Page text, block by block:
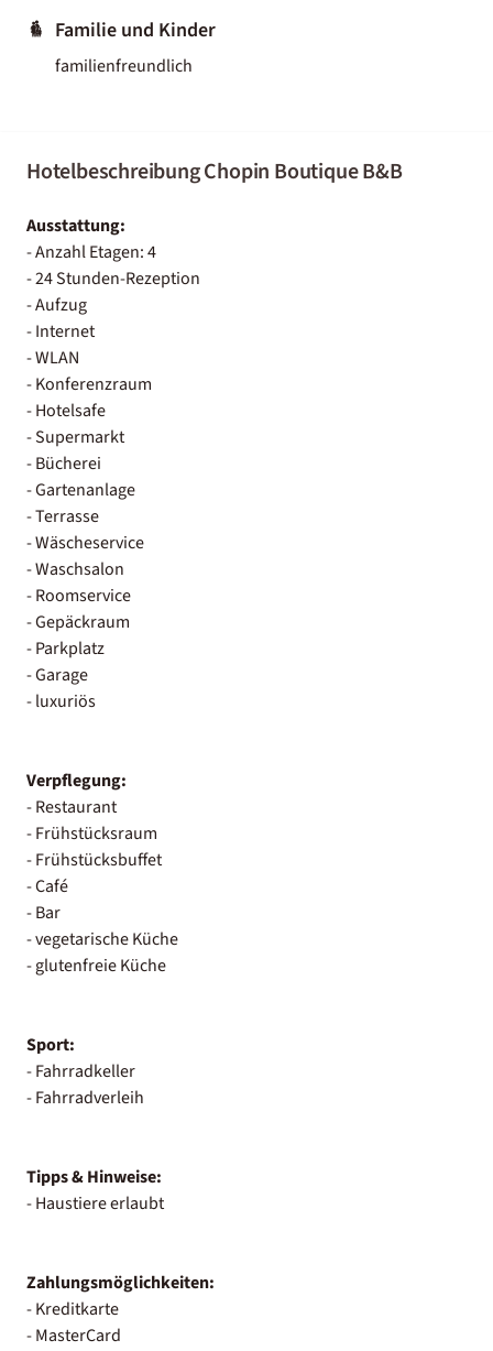
Familie und Kinder
familienfreundlich
Hotelbeschreibung Chopin Boutique B&B
Ausstattung:
- Anzahl Etagen: 4
- 24 Stunden-Rezeption
- Aufzug
- Internet
- WLAN
- Konferenzraum
- Hotelsafe
- Supermarkt
- Bücherei
- Gartenanlage
- Terrasse
- Wäscheservice
- Waschsalon
- Roomservice
- Gepäckraum
- Parkplatz
- Garage
- luxuriös
Verpflegung:
- Restaurant
- Frühstücksraum
- Frühstücksbuffet
- Café
- Bar
- vegetarische Küche
- glutenfreie Küche
Sport:
- Fahrradkeller
- Fahrradverleih
Tipps & Hinweise:
- Haustiere erlaubt
Zahlungsmöglichkeiten:
- Kreditkarte
- MasterCard